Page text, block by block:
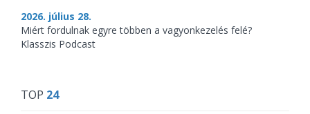
2026. július 28.
Miért fordulnak egyre többen a vagyonkezelés felé?
Klasszis Podcast
TOP 24